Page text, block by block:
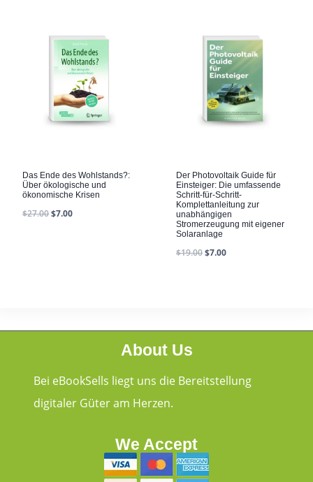
Das Ende des Wohlstands?:
Über ökologische und
ökonomische Krisen
$27.00$7.00
Der Photovoltaik Guide für
Einsteiger: Die umfassende
Schritt-für-Schritt-
Komplettanleitung zur
unabhängigen
Stromerzeugung mit eigener
Solaranlage
$19.00$7.00
About Us
Bei eBookSells liegt uns die Bereitstellung
digitaler Güter am Herzen.
We Accept